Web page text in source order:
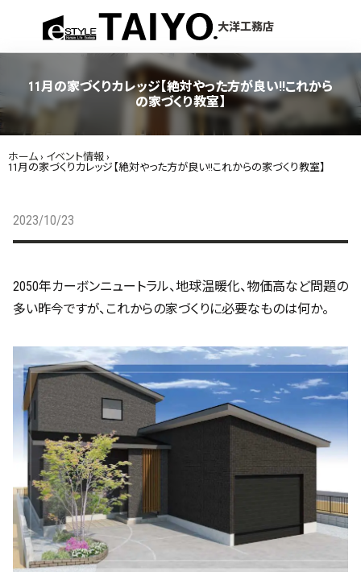
大洋工務店
11月の家づくりカレッジ【絶対やった方が良い!!これから
の家づくり教室】
ホーム › イベント情報 ›
11月の家づくりカレッジ【絶対やった方が良い!!これからの家づくり教室】
2023/10/23
2050年カーボンニュートラル、地球温暖化、物価高など問題の
多い昨今ですが、これからの家づくりに必要なものは何か。